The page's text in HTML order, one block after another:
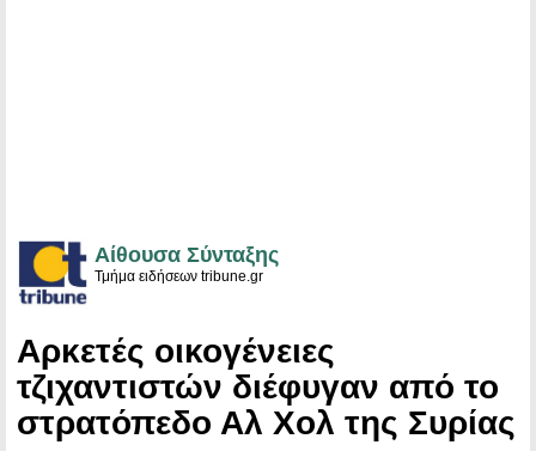
Αίθουσα Σύνταξης
Τμήμα ειδήσεων tribune.gr
Αρκετές οικογένειες
τζιχαντιστών διέφυγαν από το
στρατόπεδο Αλ Χολ της Συρίας